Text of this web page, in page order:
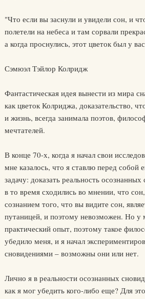
"Что если вы заснули и увидели сон, и
полетели на небеса и там сорвали
а когда проснулись, этот цветок был у
Сэмюэл Тэйлор Колридж
Фантастическая идея вынести из мира
как цветок Колриджа, доказательство,
и жизнь, всегда занимала поэтов,
мечтателей.
В конце 70-х, когда я начал свои
мне казалось, что я ставлю перед собой
задачу: доказать реальность
в то время сходились во мнении, что
сознанием того, что вы видите сон,
путаницей, и поэтому невозможен. Но у
практический опыт, поэтому такое
убедило меня, и я начал
сновидениями – возможны они или нет.
Лично я в реальности осознанных
как я мог убедить кого-либо еще? Для